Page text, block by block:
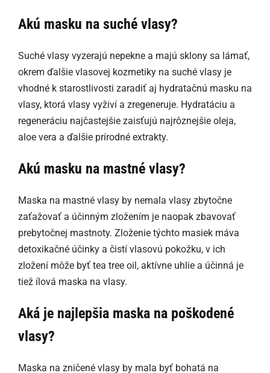
Akú masku na suché vlasy?
Suché vlasy vyzerajú nepekne a majú sklony sa lámať,
okrem ďalšie vlasovej kozmetiky na suché vlasy je
vhodné k starostlivosti zaradiť aj hydratačnú masku na
vlasy, ktorá vlasy vyživí a zregeneruje. Hydratáciu a
regeneráciu najčastejšie zaisťujú najrôznejšie oleja,
aloe vera a ďalšie prírodné extrakty.
Akú masku na mastné vlasy?
Maska na mastné vlasy by nemala vlasy zbytočne
zaťažovať a účinným zložením je naopak zbavovať
prebytočnej mastnoty. Zloženie týchto masiek máva
detoxikačné účinky a čistí vlasovú pokožku, v ich
zložení môže byť tea tree oil, aktívne uhlie a účinná je
tiež ílová maska na vlasy.
Aká je najlepšia maska na poškodené
vlasy?
Maska na zničené vlasy by mala byť bohatá na